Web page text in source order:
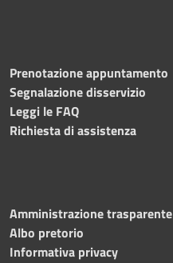
Prenotazione appuntamento
Segnalazione disservizio
Leggi le FAQ
Richiesta di assistenza
Amministrazione trasparente
Albo pretorio
Informativa privacy